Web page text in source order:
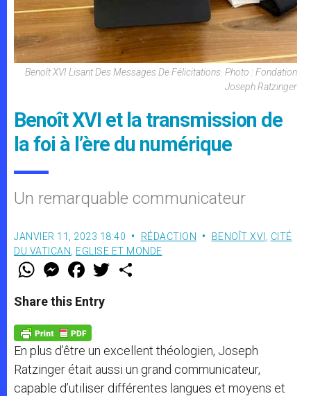
Benoît XVI Lisant Des Messages De Félicitations. Photo : Fondation
Joseph Ratzinger
Benoît XVI et la transmission de
la foi à l’ère du numérique
Un remarquable communicateur
JANVIER 11, 2023 18:40 RÉDACTION BENOÎT XVI
CITÉ
DU VATICAN
EGLISE ET MONDE
W
t
s
p
p
M
e
s
e
g
e
r
F
a
e
b
o
k
w
Share this Entry
En plus d’être un excellent théologien, Joseph
Ratzinger était aussi un grand communicateur,
capable d’utiliser différentes langues et moyens et